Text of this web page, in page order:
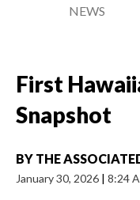
NEWS
First
Snapshot
BY THE
January 30, 2026 | 8:24